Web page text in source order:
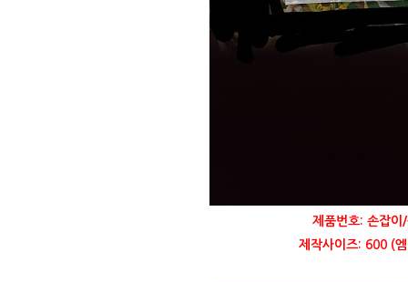
제품번호: 손잡이
제작사이즈: 600 (